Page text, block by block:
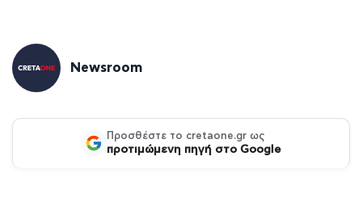
Newsroom
Προσθέστε το cretaone.gr ως
προτιμώμενη πηγή στο Google